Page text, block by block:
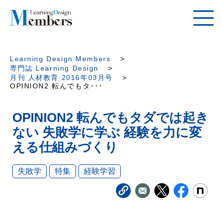
Learning Design Members
専門誌 Learning Design
月刊 人材教育 2016年03月号
OPINION2 転んでもタ･･･
OPINION2 転んでもタダでは起き
ない 失敗学に学ぶ 経験を力に変
える仕組みづくり
失敗学 特集 経験学習